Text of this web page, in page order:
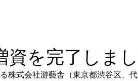
を完了しまし
株式会社游藝舎（東京都渋谷区、代